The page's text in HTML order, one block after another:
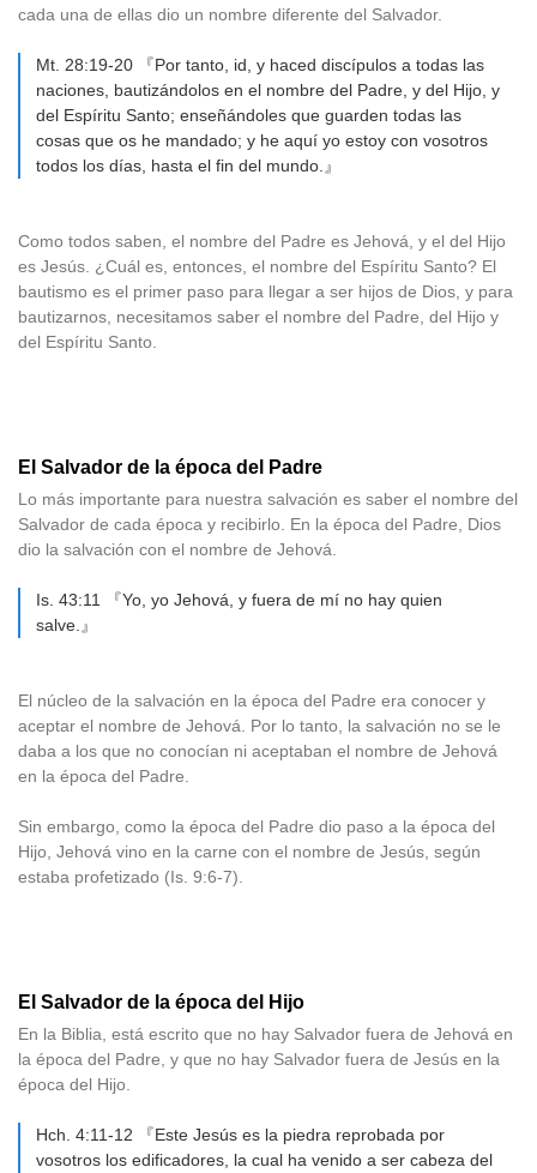
cada una de ellas dio un nombre diferente del Salvador.
Mt. 28:19-20 『Por tanto, id, y haced discípulos a todas las
naciones, bautizándolos en el nombre del Padre, y del Hijo, y
del Espíritu Santo; enseñándoles que guarden todas las
cosas que os he mandado; y he aquí yo estoy con vosotros
todos los días, hasta el fin del mundo.』
Como todos saben, el nombre del Padre es Jehová, y el del Hijo
es Jesús. ¿Cuál es, entonces, el nombre del Espíritu Santo? El
bautismo es el primer paso para llegar a ser hijos de Dios, y para
bautizarnos, necesitamos saber el nombre del Padre, del Hijo y
del Espíritu Santo.
El Salvador de la época del Padre
Lo más importante para nuestra salvación es saber el nombre del
Salvador de cada época y recibirlo. En la época del Padre, Dios
dio la salvación con el nombre de Jehová.
Is. 43:11 『Yo, yo Jehová, y fuera de mí no hay quien
salve.』
El núcleo de la salvación en la época del Padre era conocer y
aceptar el nombre de Jehová. Por lo tanto, la salvación no se le
daba a los que no conocían ni aceptaban el nombre de Jehová
en la época del Padre.
Sin embargo, como la época del Padre dio paso a la época del
Hijo, Jehová vino en la carne con el nombre de Jesús, según
estaba profetizado (Is. 9:6-7).
El Salvador de la época del Hijo
En la Biblia, está escrito que no hay Salvador fuera de Jehová en
la época del Padre, y que no hay Salvador fuera de Jesús en la
época del Hijo.
Hch. 4:11-12 『Este Jesús es la piedra reprobada por
vosotros los edificadores, la cual ha venido a ser cabeza del